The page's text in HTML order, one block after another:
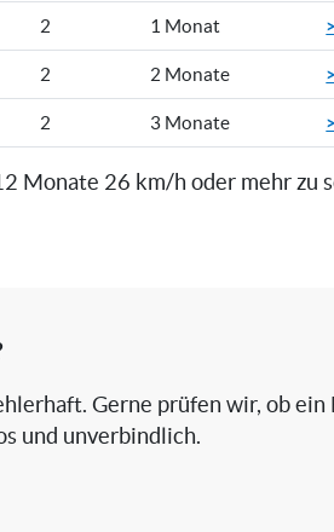
2 1 Monat
2 2 Monate
2 3 Monate
Monate 26 km/h oder mehr zu
Gerne prüfen wir, ob ein
und unverbindlich.